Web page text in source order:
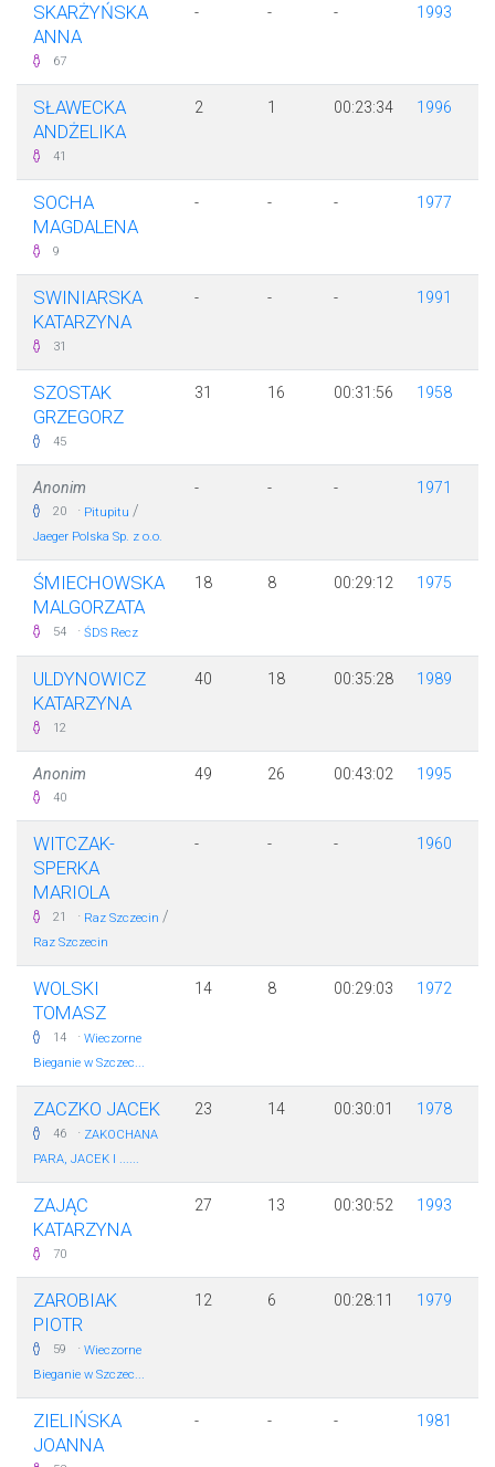
SKARŻYŃSKA
ANNA
67
- - - 1993
SŁAWECKA
ANDŻELIKA
41
2 1 00:23:34 1996
SOCHA
MAGDALENA
9
- - - 1977
SWINIARSKA
KATARZYNA
31
- - - 1991
SZOSTAK
GRZEGORZ
45
31 16 00:31:56 1958
Anonim
20 · Pitupitu /
Jaeger Polska Sp. z o.o.
- - - 1971
ŚMIECHOWSKA
MALGORZATA
54 · ŚDS Recz
18 8 00:29:12 1975
ULDYNOWICZ
KATARZYNA
12
40 18 00:35:28 1989
Anonim
40
49 26 00:43:02 1995
WITCZAK-
SPERKA
MARIOLA
21 · Raz Szczecin /
Raz Szczecin
- - - 1960
WOLSKI
TOMASZ
14 · Wieczorne
Bieganie w Szczec...
14 8 00:29:03 1972
ZACZKO JACEK
46 · ZAKOCHANA
PARA, JACEK I ......
23 14 00:30:01 1978
ZAJĄC
KATARZYNA
70
27 13 00:30:52 1993
ZAROBIAK
PIOTR
59 · Wieczorne
Bieganie w Szczec...
12 6 00:28:11 1979
ZIELIŃSKA
JOANNA
- - - 1981